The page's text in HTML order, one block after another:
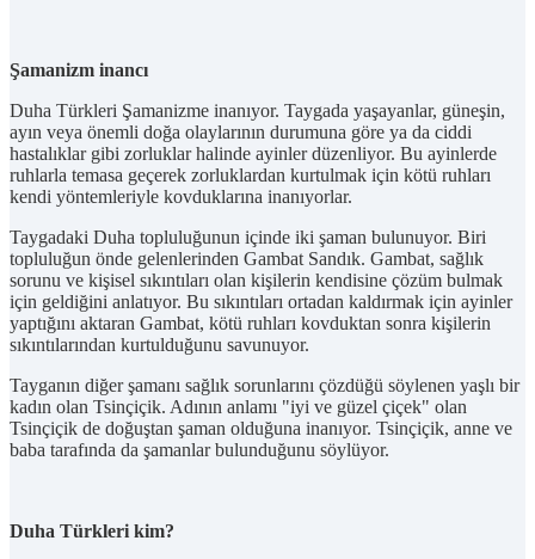
Şamanizm inancı
Duha Türkleri Şamanizme inanıyor. Taygada yaşayanlar, güneşin,
ayın veya önemli doğa olaylarının durumuna göre ya da ciddi
hastalıklar gibi zorluklar halinde ayinler düzenliyor. Bu ayinlerde
ruhlarla temasa geçerek zorluklardan kurtulmak için kötü ruhları
kendi yöntemleriyle kovduklarına inanıyorlar.
Taygadaki Duha topluluğunun içinde iki şaman bulunuyor. Biri
topluluğun önde gelenlerinden Gambat Sandık. Gambat, sağlık
sorunu ve kişisel sıkıntıları olan kişilerin kendisine çözüm bulmak
için geldiğini anlatıyor. Bu sıkıntıları ortadan kaldırmak için ayinler
yaptığını aktaran Gambat, kötü ruhları kovduktan sonra kişilerin
sıkıntılarından kurtulduğunu savunuyor.
Tayganın diğer şamanı sağlık sorunlarını çözdüğü söylenen yaşlı bir
kadın olan Tsinçiçik. Adının anlamı "iyi ve güzel çiçek" olan
Tsinçiçik de doğuştan şaman olduğuna inanıyor. Tsinçiçik, anne ve
baba tarafında da şamanlar bulunduğunu söylüyor.
Duha Türkleri kim?